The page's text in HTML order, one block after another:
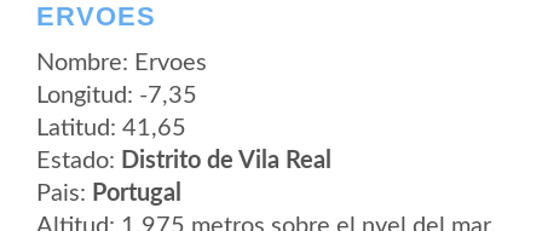
ERVOES
Nombre: Ervoes
Longitud: -7,35
Latitud: 41,65
Estado: Distrito de Vila Real
Pais: Portugal
Altitud: 1.975 metros sobre el nvel del mar.